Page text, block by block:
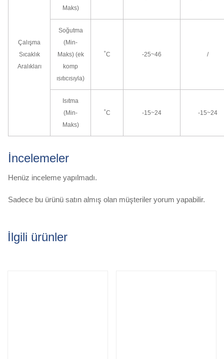
Çalışma
Sıcaklık
Aralıkları
Maks)
Soğutma
(Min-
Maks) (ek
komp
ısıtıcısıyla)
˚C -25~46 /
Isıtma
(Min-
Maks)
˚C -15~24 -15~24
İncelemeler
Henüz inceleme yapılmadı.
Sadece bu ürünü satın almış olan müşteriler yorum yapabilir.
İlgili ürünler